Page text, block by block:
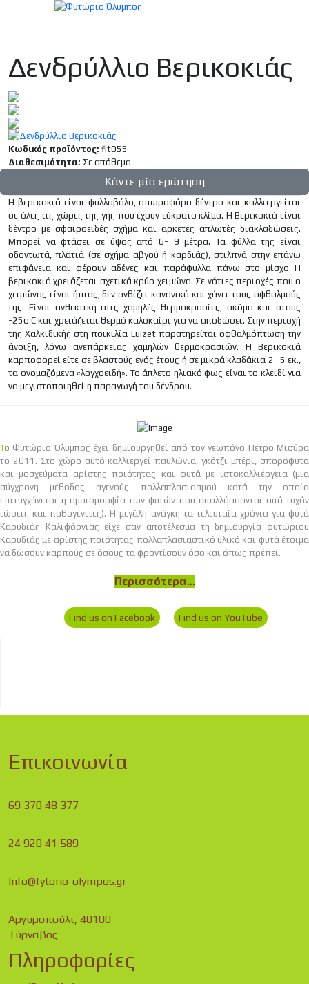
Δενδρύλλιο Βερικοκιάς
Κωδικός προϊόντος: fit055
Διαθεσιμότητα: Σε απόθεμα
Κάντε μία ερώτηση
H βερικοκιά είναι φυλλοβόλο, οπωροφόρο δέντρο και καλλιεργείται
σε όλες τις χώρες της γης που έχουν εύκρατο κλίμα. Η Βερικοκιά είναι
δέντρο με σφαιροειδές σχήμα και αρκετές απλωτές διακλαδώσεις.
Μπορεί να φτάσει σε ύψος από 6- 9 μέτρα. Τα φύλλα της είναι
οδοντωτά, πλατιά (σε σχήμα αβγού ή καρδιάς), στιλπνά στην επάνω
επιφάνεια και φέρουν αδένες και παράφυλλα πάνω στο μίσχο Η
βερικοκιά χρειάζεται σχετικά κρύο χειμώνα. Σε νότιες περιοχές που ο
χειμώνας είναι ήπιος, δεν ανθίζει κανονικά και χάνει τους οφθαλμούς
της. Είναι ανθεκτική στις χαμηλές θερμοκρασίες, ακόμα και στους
-25ο C και χρειάζεται θερμό καλοκαίρι για να αποδώσει. Στην περιοχή
της Χαλκιδικής στη ποικιλία Luizet παρατηρείται οφθαλμόπτωση την
άνοιξη, λόγω ανεπάρκειας χαμηλών θερμοκρασιών. Η Βερικοκιά
καρποφορεί είτε σε βλαστούς ενός έτους ή σε μικρά κλαδάκια 2- 5 εκ.,
τα ονομαζόμενα «λογχοειδή». Το άπλετο ηλιακό φως είναι το κλειδί για
να μεγιστοποιηθεί η παραγωγή του δένδρου.
Το Φυτώριο Όλυμπος έχει δημιουργηθεί από τον γεωπόνο Πέτρο Μισύρα
το 2011. Στο χώρο αυτό καλλιεργεί παυλώνια, γκότζι μπέρι, σπορόφυτα
και μοσχεύματα αρίστης ποιότητας και φυτά με ιστοκαλλιέργεια (μια
σύγχρονη μέθοδος αγενούς πολλαπλασιασμού κατά την οποία
επιτυγχάνεται η ομοιομορφία των φυτών που απαλλάσσονται από τυχόν
ιώσεις και παθογένειες). Η μεγάλη ανάγκη τα τελευταία χρόνια για φυτά
Καρυδιάς Καλιφόρνιας είχε σαν αποτέλεσμα τη δημιουργία φυτώριου
Καρυδιάς με αρίστης ποιότητας πολλαπλασιαστικό υλικό και φυτά έτοιμα
να δώσουν καρπούς σε όσους τα φροντίσουν όσο και όπως πρέπει.
Περισσότερα...
Find us on Facebook Find us on YouTube
Επικοινωνία
69 370 48 377
24 920 41 589
Info@fytorio-olympos.gr
Αργυροπούλι, 40100
Τύρναβος
Πληροφορίες